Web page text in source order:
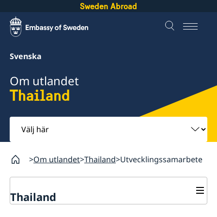
Sweden Abroad
Svenska
Om utlandet
Thailand
Välj
här
Om utlandet Thailand Utvecklingssamarbete
Thailand